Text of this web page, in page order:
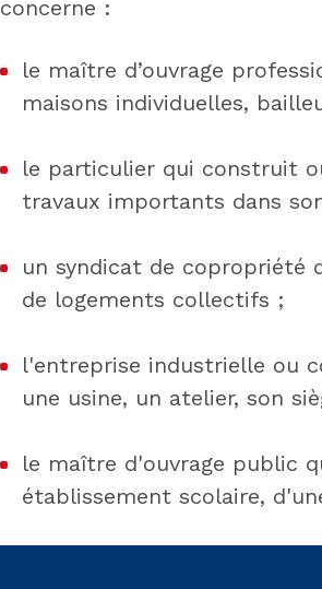
concerne :
le maître d’ouvrage
maisons individuelles,
le particulier qui construit
travaux importants dans
un syndicat de copropriété
de logements collectifs ;
l'entreprise industrielle ou
une usine, un atelier, son
le maître d'ouvrage public
établissement scolaire,